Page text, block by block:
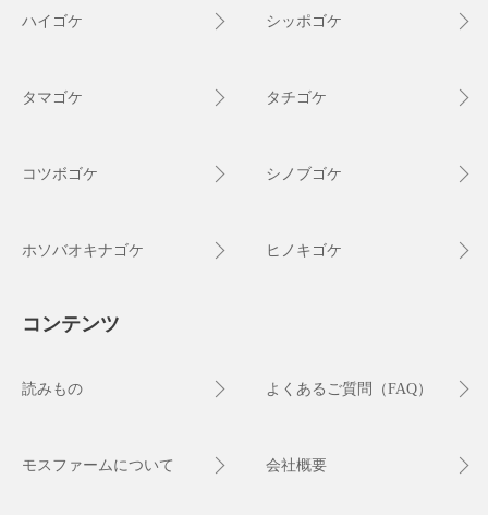
ハイゴケ シッポゴケ
タマゴケ タチゴケ
コツボゴケ シノブゴケ
ホソバオキナゴケ ヒノキゴケ
コンテンツ
読みもの よくあるご質問（FAQ）
モスファームについて 会社概要